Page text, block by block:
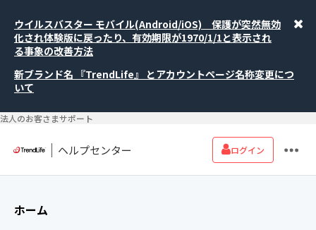
ウイルスバスター モバイル(Android/iOS) 保護が突然無効
化され体験版に戻ったり、有効期限が1970/1/1と表示され
る事象の改善方法
新ブランド名 『TrendLife』 とアカウントページ名称変更につ
いて
法人のお客さまサポート
ヘルプセンター ログイン
ホーム